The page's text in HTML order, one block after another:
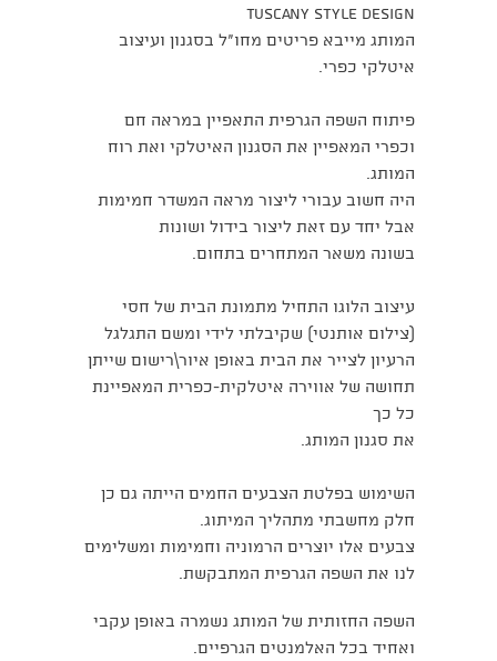
Tuscany style design
המותג מייבא פריטים מחו"ל בסגנון ועיצוב
איטלקי כפרי.
פיתוח השפה הגרפית התאפיין במראה חם
וכפרי המאפיין את הסגנון האיטלקי ואת רוח
המותג.
היה חשוב עבורי ליצור מראה המשדר חמימות
אבל יחד עם זאת ליצור בידול ושונות
בשונה משאר המתחרים בתחום.
עיצוב הלוגו התחיל מתמונת הבית של חסי
(צילום אותנטי) שקיבלתי לידי ומשם התגלגל
הרעיון לצייר את הבית באופן איור\רישום שייתן
תחושה של אווירה איטלקית-כפרית המאפיינת
כל כך
את סגנון המותג.
השימוש בפלטת הצבעים החמים הייתה גם כן
חלק מחשבתי מתהליך המיתוג.
צבעים אלו יוצרים הרמוניה וחמימות ומשלימים
לנו את השפה הגרפית המתבקשת.
השפה החזותית של המותג נשמרה באופן עקבי
ואחיד בכל האלמנטים הגרפיים.